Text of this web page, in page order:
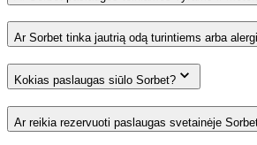
Ar Sorbet tinka jautrią odą turintiems arba
Kokias paslaugas siūlo Sorbet?
Ar reikia rezervuoti paslaugas svetainėje